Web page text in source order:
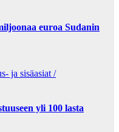
euroa Sudanin
ja sisäasiat /
yli 100 lasta